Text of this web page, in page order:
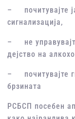
– почитувајте
сигнализација,
– не
дејство на
– почитувајте
брзината
РСБСП посебен